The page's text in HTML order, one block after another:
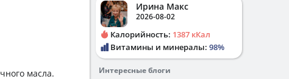
масла.
Ирина Макс
2026-08-02
Калорийность: 1387 кКал
Витамины и минералы: 98%
Интересные блоги